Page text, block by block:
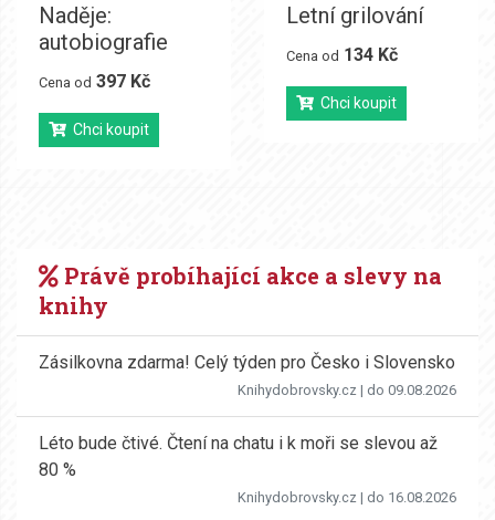
Naděje:
autobiografie
Cena od 397 Kč
Chci koupit
Letní grilování
Cena od 134 Kč
Chci koupit
Právě probíhající akce a slevy na
knihy
Zásilkovna zdarma! Celý týden pro Česko i Slovensko
Knihydobrovsky.cz | do 09.08.2026
Léto bude čtivé. Čtení na chatu i k moři se slevou až
80 %
Knihydobrovsky.cz | do 16.08.2026